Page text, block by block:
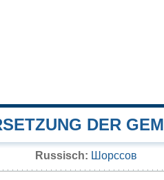
DER
Russisch: Шорссов